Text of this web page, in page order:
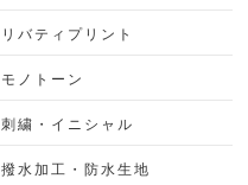
リバティプリント
モノトーン
刺繍・イニシャル
撥水加工・防水生地